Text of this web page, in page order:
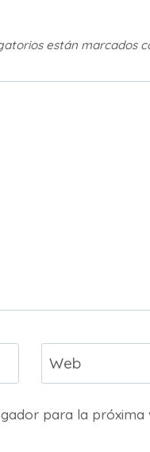
están marcados
Web
para la próxima